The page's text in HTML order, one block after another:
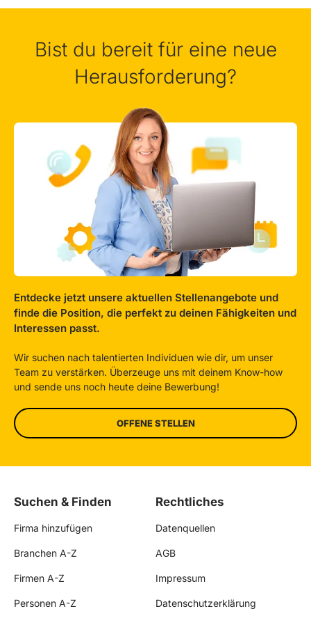
Bist du bereit für eine neue
Herausforderung?
Entdecke jetzt unsere aktuellen Stellenangebote und
finde die Position, die perfekt zu deinen Fähigkeiten und
Interessen passt.
Wir suchen nach talentierten Individuen wie dir, um unser
Team zu verstärken. Überzeuge uns mit deinem Know-how
und sende uns noch heute deine Bewerbung!
OFFENE STELLEN
Suchen & Finden
Firma hinzufügen
Branchen A-Z
Firmen A-Z
Personen A-Z
Rechtliches
Datenquellen
AGB
Impressum
Datenschutzerklärung